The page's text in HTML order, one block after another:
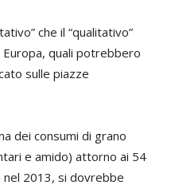
che il “qualitativo”
quali potrebbero
sulle piazze
dei consumi di grano
e amido) attorno ai 54
2013, si dovrebbe